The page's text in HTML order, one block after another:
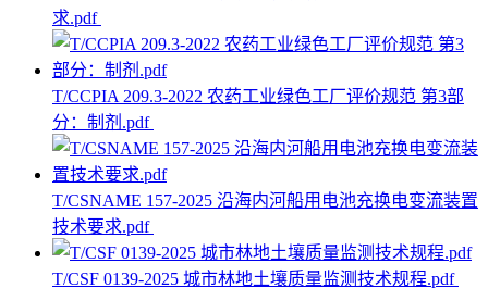
求.pdf
T/CCPIA 209.3-2022 农药工业绿色工厂评价规范 第3部
分：制剂.pdf
T/CSNAME 157-2025 沿海内河船用电池充换电变流装置
技术要求.pdf
T/CSF 0139-2025 城市林地土壤质量监测技术规程.pdf